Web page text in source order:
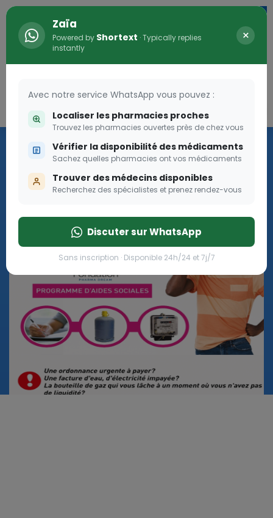
Les aides sociales Pharma
Dream
Les aides sociales Pharma Dream, des aides qui tombent à
Go
Zaïa
Powered by Shortext · Typically replies
instantly
×
Avec notre service WhatsApp vous pouvez :
Localiser les pharmacies proches
Trouvez les pharmacies ouvertes près de chez vous
Vérifier la disponibilité des médicaments
Sachez quelles pharmacies ont vos médicaments
Trouver des médecins disponibles
Recherchez des spécialistes et prenez rendez-vous
Discuter sur WhatsApp
Sans inscription · Disponible 24h/24 et 7j/7